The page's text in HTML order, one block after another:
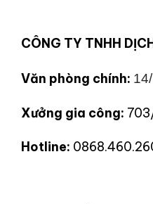
CÔNG TY TNHH
Văn phòng chính:
Xưởng gia công:
Hotline: